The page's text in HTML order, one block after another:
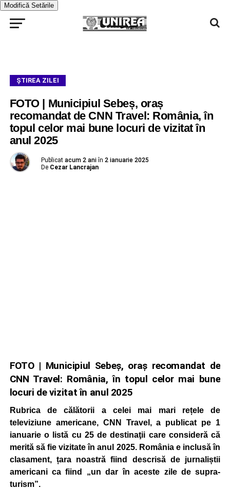
Modifică Setările
ŞTIREA ZILEI
FOTO | Municipiul Sebeș, oraș
recomandat de CNN Travel: România, în
topul celor mai bune locuri de vizitat în
anul 2025
Publicat acum 2 ani în 2 ianuarie 2025
De Cezar Lancrajan
FOTO | Municipiul Sebeș, oraș recomandat de
CNN Travel: România, în topul celor mai bune
locuri de vizitat în anul 2025
Rubrica de călătorii a celei mai mari rețele de
televiziune americane, CNN Travel, a publicat pe 1
ianuarie o listă cu 25 de destinaţii care consideră că
merită să fie vizitate în anul 2025. România e inclusă în
clasament, țara noastră fiind descrisă de jurnaliștii
americani ca fiind „un dar în aceste zile de supra-
turism”.